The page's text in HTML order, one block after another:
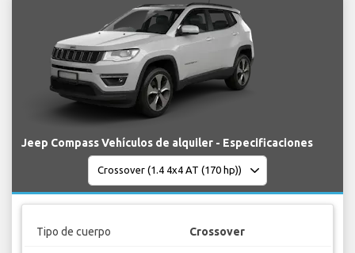
Jeep Compass Vehículos de alquiler - Especificaciones
Tipo de cuerpo Crossover